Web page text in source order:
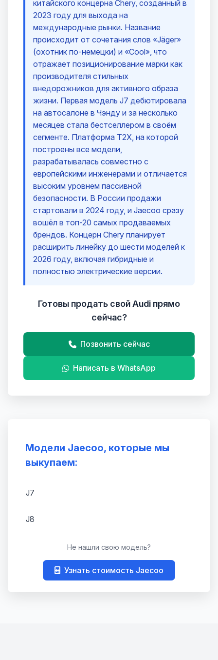
Модели Jaecoo, которые мы
выкупаем:
J7
J8
Не нашли свою модель?
Узнать стоимость Jaecoo
китайского концерна Chery, созданный в
2023 году для выхода на
международные рынки. Название
происходит от сочетания слов «Jäger»
(охотник по-немецки) и «Cool», что
отражает позиционирование марки как
производителя стильных
внедорожников для активного образа
жизни. Первая модель J7 дебютировала
на автосалоне в Чэнду и за несколько
месяцев стала бестселлером в своём
сегменте. Платформа T2X, на которой
построены все модели,
разрабатывалась совместно с
европейскими инженерами и отличается
высоким уровнем пассивной
безопасности. В России продажи
стартовали в 2024 году, и Jaecoo сразу
вошёл в топ-20 самых продаваемых
брендов. Концерн Chery планирует
расширить линейку до шести моделей к
2026 году, включая гибридные и
полностью электрические версии.
Готовы продать свой Audi прямо
сейчас?
Позвонить сейчас
Написать в WhatsApp